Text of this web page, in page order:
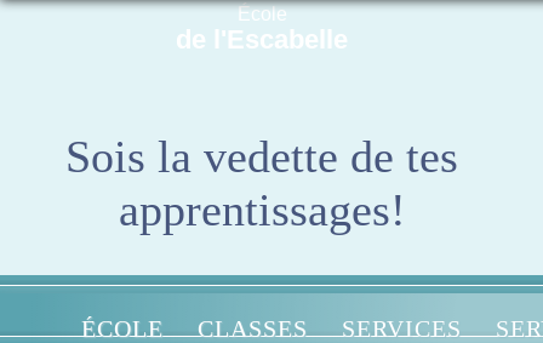
École
de l'Escabelle
Sois la vedette de tes
apprentissages!
ÉCOLE CLASSES SERVICES